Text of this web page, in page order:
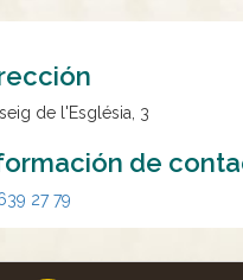
de l'Església, 3
de
27 79